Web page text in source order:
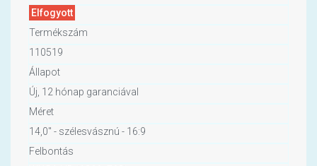
Elfogyott
Termékszám
110519
Állapot
Új, 12 hónap garanciával
Méret
14,0" - szélesvásznú - 16:9
Felbontás